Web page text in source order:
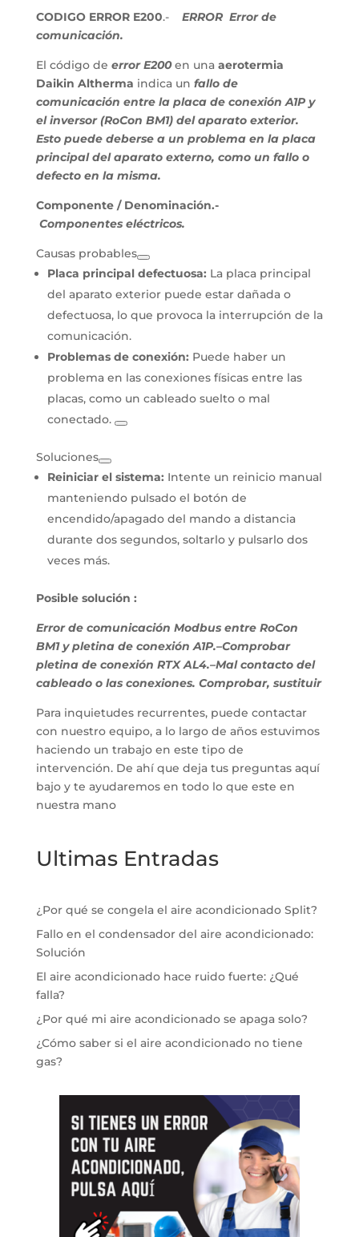
CODIGO ERROR E200.- ERROR Error de
comunicación.
El código de error E200en una aerotermia
Daikin Altherma indica un fallo de
comunicación entre la placa de conexión A1P y
el inversor (RoCon BM1) del aparato exterior.
Esto puede deberse a un problema en la placa
principal del aparato externo, como un fallo o
defecto en la misma.
Componente / Denominación.-
Componentes eléctricos.
Causas probables
Placa principal defectuosa: La placa principal
del aparato exterior puede estar dañada o
defectuosa, lo que provoca la interrupción de la
comunicación.
Problemas de conexión: Puede haber un
problema en las conexiones físicas entre las
placas, como un cableado suelto o mal
conectado.
Soluciones
Reiniciar el sistema: Intente un reinicio manual
manteniendo pulsado el botón de
encendido/apagado del mando a distancia
durante dos segundos, soltarlo y pulsarlo dos
veces más.
Posible solución :
Error de comunicación Modbus entre RoCon
BM1 y pletina de conexión A1P.–Comprobar
pletina de conexión RTX AL4.–Mal contacto del
cableado o las conexiones. Comprobar, sustituir
Para inquietudes recurrentes, puede contactar
con nuestro equipo, a lo largo de años estuvimos
haciendo un trabajo en este tipo de
intervención. De ahí que deja tus preguntas aquí
bajo y te ayudaremos en todo lo que este en
nuestra mano
Ultimas Entradas
¿Por qué se congela el aire acondicionado Split?
Fallo en el condensador del aire acondicionado:
Solución
El aire acondicionado hace ruido fuerte: ¿Qué
falla?
¿Por qué mi aire acondicionado se apaga solo?
¿Cómo saber si el aire acondicionado no tiene
gas?